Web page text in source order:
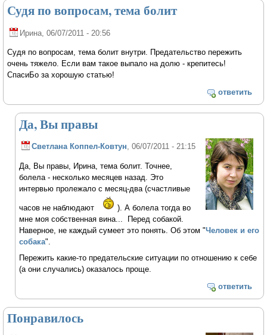
Судя по вопросам, тема болит
Ирина , 06/07/2011 - 20:56
Судя по вопросам, тема болит внутри. Предательство пережить
очень тяжело. Если вам такое выпало на долю - крепитесь!
СпасиБо за хорошую статью!
ответить
Да, Вы правы
Светлана Коппел-Ковтун, 06/07/2011 - 21:15
Да, Вы правы, Ирина, тема болит. Точнее,
болела - несколько месяцев назад. Это
интервью пролежало с месяц-два (счастливые
часов не наблюдают
). А болела тогда во
мне моя собственная вина... Перед собакой.
Наверное, не каждый сумеет это понять. Об этом "Человек и его
собака".
Пережить какие-то предательские ситуации по отношению к себе
(а они случались) оказалось проще.
ответить
Понравилось